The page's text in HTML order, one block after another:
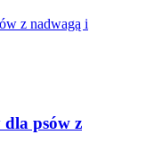
psów z